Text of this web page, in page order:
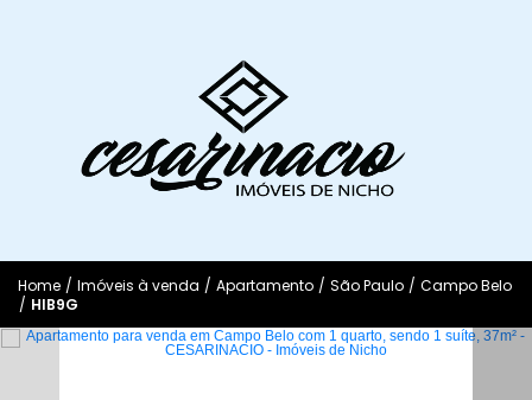
Home / Imóveis à venda / Apartamento / São Paulo / Campo Belo
/ HIB9G